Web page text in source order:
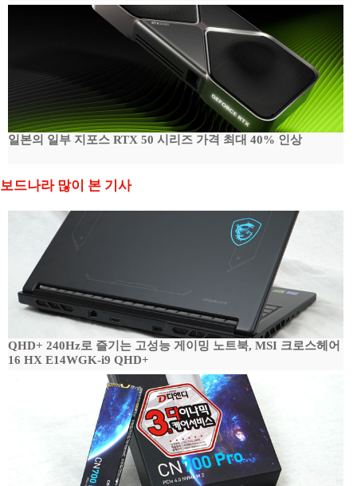
일본의 일부 지포스 RTX 50 시리즈 가격 최대 40% 인상
보드나라 많이 본 기사
QHD+ 240Hz로 즐기는 고성능 게이밍 노트북, MSI 크로스헤어
16 HX E14WGK-i9 QHD+